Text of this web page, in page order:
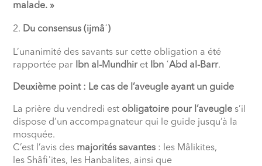
malade. »
Du consensus (ijmâʿ)
L’unanimité des savants sur cette obligation a été
rapportée par
Ibn al-Mundhiret Ibn ʿAbd al-Barr.
Deuxième point : Le cas de l’aveugle ayant un guide
La prière du vendredi est obligatoire pour l’aveugle s’il
dispose d’un accompagnateur qui le guide jusqu’à la
mosquée.
C’est l’avis des majorités savantes : les Mâlikites,
les Shâfiʿites, les Hanbalites, ainsi que